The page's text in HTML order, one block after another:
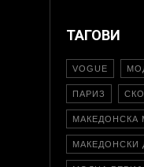
ТАГОВИ
VOGUE
ПАРИЗ
МАКЕДОНСКА
МАКЕДОНСКИ